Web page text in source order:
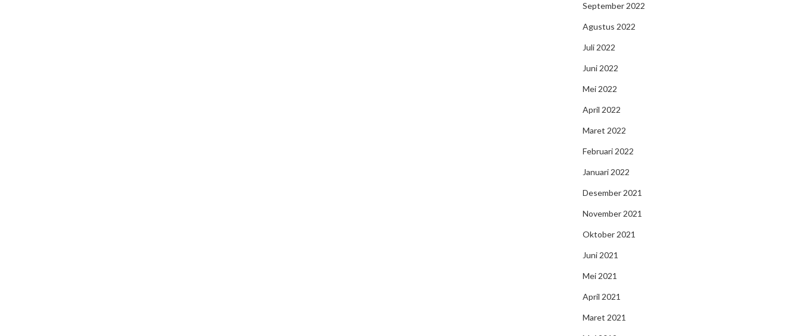
September 2022
Agustus 2022
Juli 2022
Juni 2022
Mei 2022
April 2022
Maret 2022
Februari 2022
Januari 2022
Desember 2021
November 2021
Oktober 2021
Juni 2021
Mei 2021
April 2021
Maret 2021